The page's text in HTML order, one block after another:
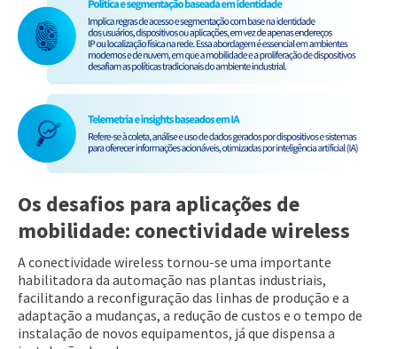
Os desafios para aplicações de
mobilidade: conectividade wireless
A conectividade wireless tornou-se uma importante
habilitadora da automação nas plantas industriais,
facilitando a reconfiguração das linhas de produção e a
adaptação a mudanças, a redução de custos e o tempo de
instalação de novos equipamentos, já que dispensa a